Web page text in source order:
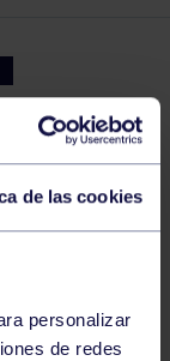
de las cookies
personalizar
de redes